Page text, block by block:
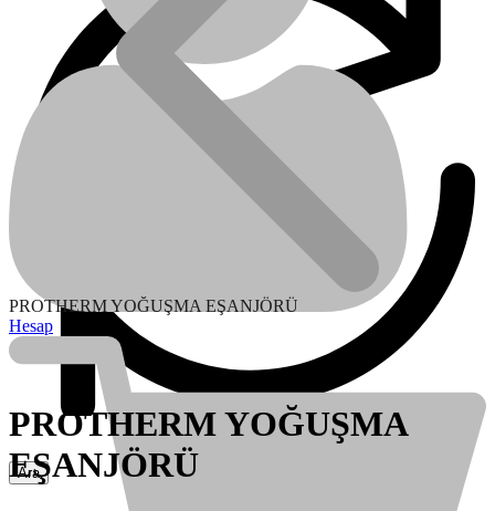
Hesap
PROTHERM YOĞUŞMA EŞANJÖRÜ
PROTHERM YOĞUŞMA
EŞANJÖRÜ